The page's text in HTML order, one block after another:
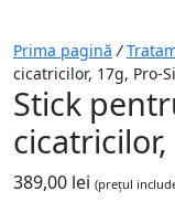
Prima pagină /
cicatricilor, 17g, Pro-
Stick
cicatricilor,
389,00 lei (prețul